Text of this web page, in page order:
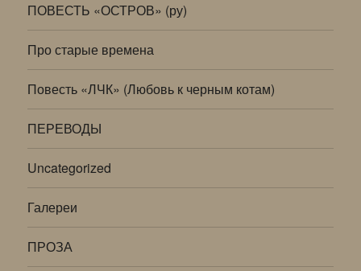
ПОВЕСТЬ «ОСТРОВ» (ру)
Про старые времена
Повесть «ЛЧК» (Любовь к черным котам)
ПЕРЕВОДЫ
Uncategorized
Галереи
ПРОЗА